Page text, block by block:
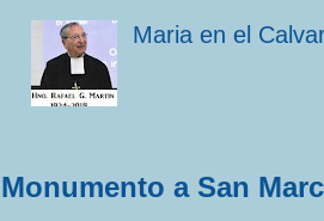
Maria en el
Monumento a San